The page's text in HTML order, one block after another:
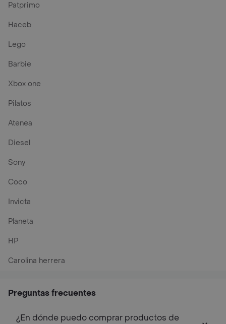
Patprimo
Haceb
Lego
Barbie
Xbox one
Pilatos
Atenea
Diesel
Sony
Coco
Invicta
Planeta
HP
Carolina herrera
Preguntas frecuentes
¿En dónde puedo comprar productos de